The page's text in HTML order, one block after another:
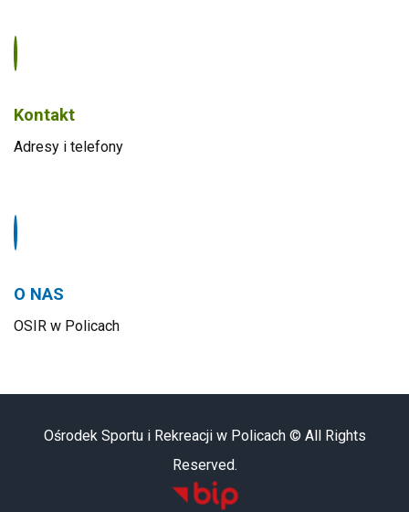
Kontakt
Adresy i telefony
O NAS
OSIR w Policach
Ośrodek Sportu i Rekreacji w Policach © All Rights
Reserved.